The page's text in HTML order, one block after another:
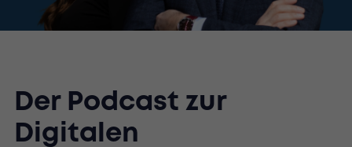
Der Podcast zur
Digitalen